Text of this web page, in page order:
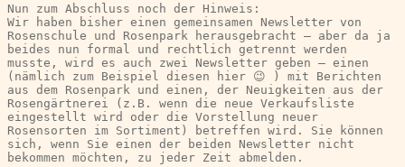
Nun zum Abschluss noch der Hinweis:
Wir haben bisher einen gemeinsamen Newsletter von
Rosenschule und Rosenpark herausgebracht – aber da ja
beides nun formal und rechtlich getrennt werden
musste, wird es auch zwei Newsletter geben – einen
(nämlich zum Beispiel diesen hier 😉 ) mit Berichten
aus dem Rosenpark und einen, der Neuigkeiten aus der
Rosengärtnerei (z.B. wenn die neue Verkaufsliste
eingestellt wird oder die Vorstellung neuer
Rosensorten im Sortiment) betreffen wird. Sie können
sich, wenn Sie einen der beiden Newsletter nicht
bekommen möchten, zu jeder Zeit abmelden.